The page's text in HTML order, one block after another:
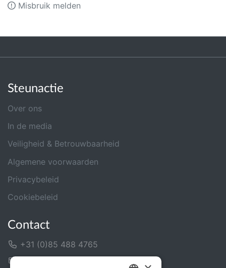
Misbruik melden
Steunactie
Over ons
In de media
Veiligheid & Betrouwbaarheid
Algemene voorwaarden
Privacybeleid
Cookiebeleid
Contact
+31 (0)85 488 4765